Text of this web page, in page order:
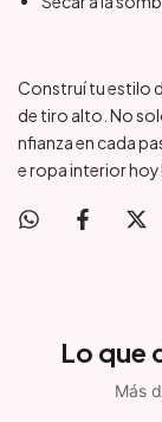
Construí tu estilo
de tiro alto. No
nfianza en cada
e ropa interior hoy!
Lo que
Más